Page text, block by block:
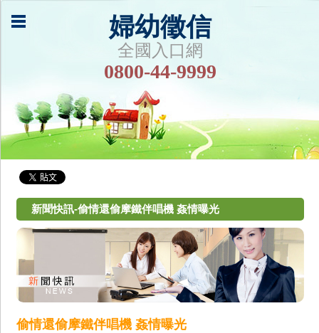
婦幼徵信
全國入口網
0800-44-9999
新聞快訊-偷情還偷摩鐵伴唱機 姦情曝光
偷情還偷摩鐵伴唱機 姦情曝光